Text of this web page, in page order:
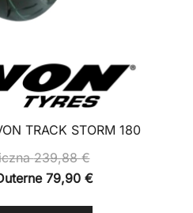
TRACK STORM 180
239,88€
79,90 €